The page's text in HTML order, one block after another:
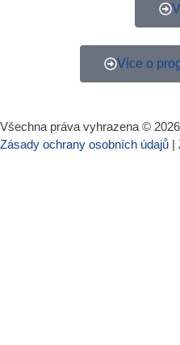
Více o
Všechna práva vyhrazena © 2026
Zásady ochrany osobních údajů |